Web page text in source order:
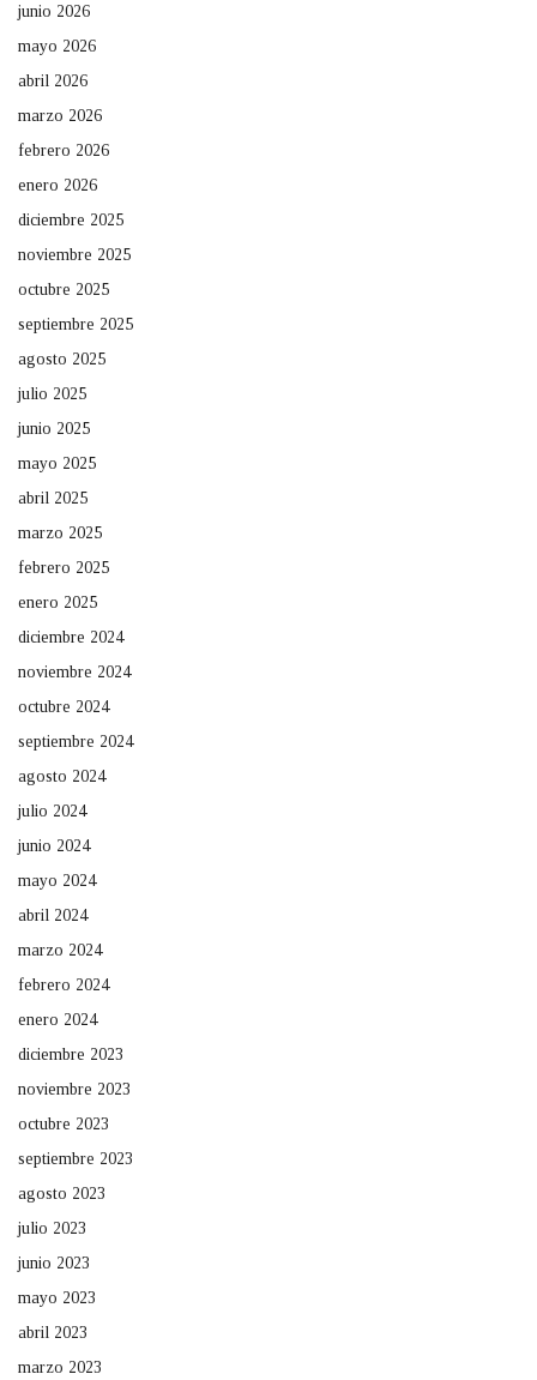
junio 2026
mayo 2026
abril 2026
marzo 2026
febrero 2026
enero 2026
diciembre 2025
noviembre 2025
octubre 2025
septiembre 2025
agosto 2025
julio 2025
junio 2025
mayo 2025
abril 2025
marzo 2025
febrero 2025
enero 2025
diciembre 2024
noviembre 2024
octubre 2024
septiembre 2024
agosto 2024
julio 2024
junio 2024
mayo 2024
abril 2024
marzo 2024
febrero 2024
enero 2024
diciembre 2023
noviembre 2023
octubre 2023
septiembre 2023
agosto 2023
julio 2023
junio 2023
mayo 2023
abril 2023
marzo 2023